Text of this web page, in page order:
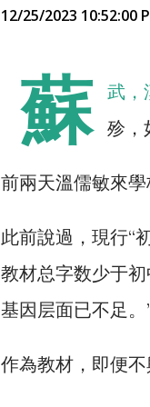
12/25/2023 10:52:00
蘇
武，
殄，
前兩天溫儒敏來
此前說過，現行“
教材总字数少于
基因层面已不足。
作為教材，即便